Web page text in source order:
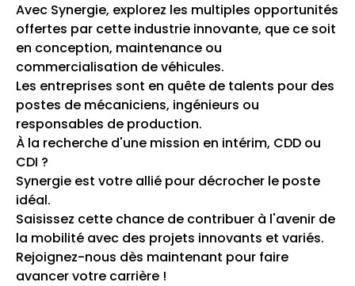
Avec Synergie, explorez les multiples opportunités
offertes par cette industrie innovante, que ce soit
en conception, maintenance ou
commercialisation de véhicules.
Les entreprises sont en quête de talents pour des
postes de mécaniciens, ingénieurs ou
responsables de production.
À la recherche d'une mission en intérim, CDD ou
CDI ?
Synergie est votre allié pour décrocher le poste
idéal.
Saisissez cette chance de contribuer à l'avenir de
la mobilité avec des projets innovants et variés.
Rejoignez-nous dès maintenant pour faire
avancer votre carrière !